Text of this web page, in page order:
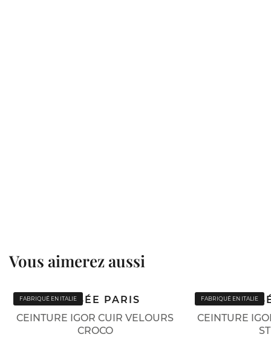
Vous aimerez aussi
FABRIQUÉ EN ITALIE
CEINTURE IGOR CUIR VELOURS
CROCO
COLISÉE PARIS FABRIQUÉ EN ITALIE
CEINTURE